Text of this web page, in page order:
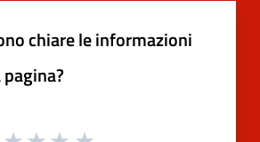
chiare le informazioni